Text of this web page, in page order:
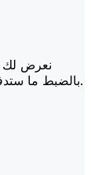
نعرض لك
بالضبط ما ستدفعه. تعني رسومنا المنخفضة المزيد من التوفير لك.